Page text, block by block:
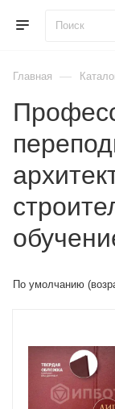
Главная —
По умолчанию